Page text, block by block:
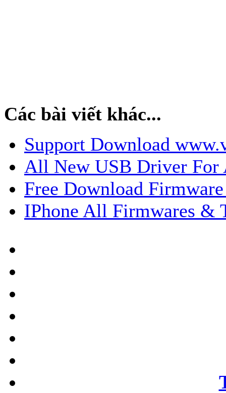
Các bài viết khác...
Support Download
All New USB Driver For
Free Download
IPhone All Firmwares &